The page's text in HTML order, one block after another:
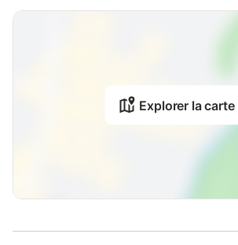
Explorer la carte